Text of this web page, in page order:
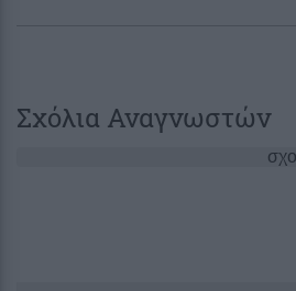
Σχόλια Αναγνωστών